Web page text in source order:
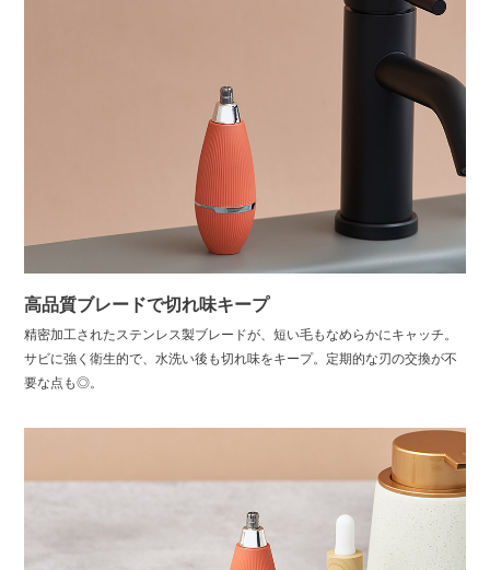
高品質ブレードで切れ味キープ
精密加工されたステンレス製ブレードが、短い毛もなめらかにキャッチ。
サビに強く衛生的で、水洗い後も切れ味をキープ。定期的な刃の交換が不
要な点も◎。